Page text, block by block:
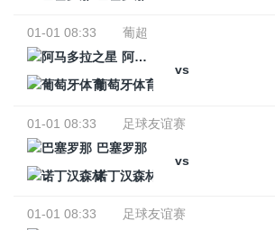
01-01 08:33
葡超
阿马多拉之星
vs
葡萄牙体育
01-01 08:33
足球友谊赛
巴塞罗那
vs
诺丁汉森林
01-01 08:33
足球友谊赛